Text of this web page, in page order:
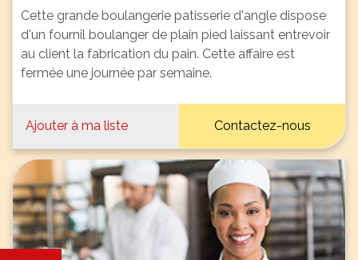
Cette grande boulangerie patisserie d'angle dispose
d'un fournil boulanger de plain pied laissant entrevoir
au client la fabrication du pain. Cette affaire est
fermée une journée par semaine.
Ajouter à ma liste Contactez-nous